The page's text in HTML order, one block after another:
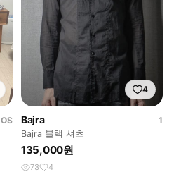
OS
4
Bajra
1
Bajra 블랙 셔츠
135,000원
73 4